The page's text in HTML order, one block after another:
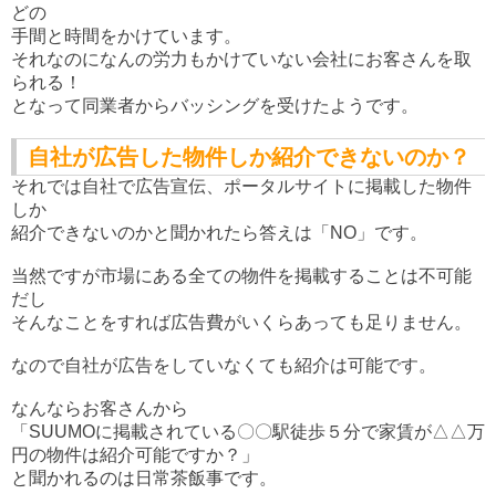
どの
手間と時間をかけています。
それなのになんの労力もかけていない会社にお客さんを取
られる！
となって同業者からバッシングを受けたようです。
自社が広告した物件しか紹介できないのか？
それでは自社で広告宣伝、ポータルサイトに掲載した物件
しか
紹介できないのかと聞かれたら答えは「NO」です。
当然ですが市場にある全ての物件を掲載することは不可能
だし
そんなことをすれば広告費がいくらあっても足りません。
なので自社が広告をしていなくても紹介は可能です。
なんならお客さんから
「SUUMOに掲載されている〇〇駅徒歩５分で家賃が△△万
円の物件は紹介可能ですか？」
と聞かれるのは日常茶飯事です。